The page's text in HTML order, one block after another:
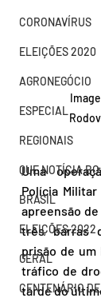
CORONAVÍRUS
ELEIÇÕES 2020
AGRONEGÓCIO
ESPECIAL
REGIONAIS
QUE NOTÍCIA
BRASIL
ELEIÇÕES 2022
GERAL
CENTENÁRIO
Uma
Polícia
apreensão
três barras
prisão de um
tráfico de
tarde do